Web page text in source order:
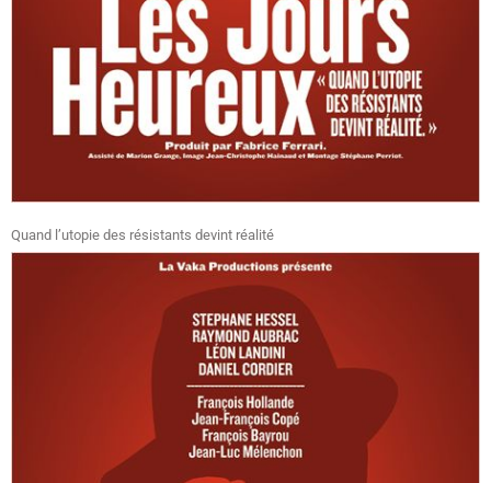
Quand l’utopie des résistants devint réalité